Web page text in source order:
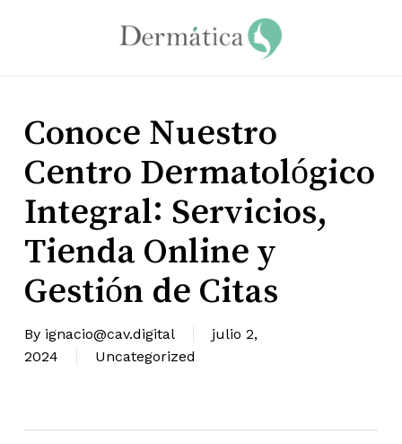
Conoce Nuestro
Centro Dermatológico
Integral: Servicios,
Tienda Online y
Gestión de Citas
By ignacio@cav.digital
julio 2,
2024
Uncategorized